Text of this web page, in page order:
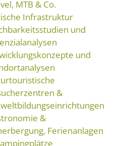
MTB & Co.
Infrastruktur
und
und
&
&
Ferienanlagen